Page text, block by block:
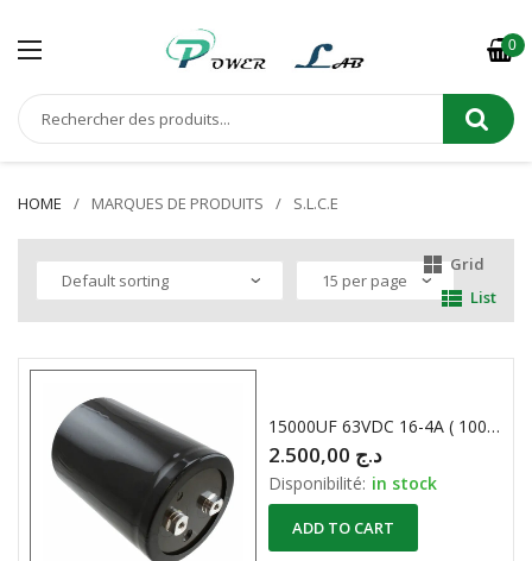
0
HOME MARQUES DE PRODUITS S.L.C.E
Grid
List
15000UF 63VDC 16-4A ( 100X65 ) Rohs Condensateur Chimique RADIAL
د.ج
Disponibilité: in stock
ADD TO CART